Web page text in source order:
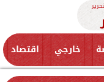
خارجي اقتصاد